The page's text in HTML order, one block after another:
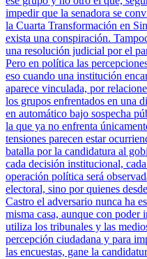
impedir que la senadora se
la Cuarta Transformación en
exista una conspiración.
una resolución judicial por el
Pero en política las
eso cuando una institución
aparece vinculada, por
los grupos enfrentados en una
en automático bajo sospecha
la que ya no enfrenta
tensiones parecen estar
batalla por la candidatura al
cada decisión institucional,
operación política será
electoral, sino por quienes
Castro el adversario nunca ha
misma casa, aunque con
utiliza los tribunales y las
percepción ciudadana y para
las encuestas, gane la